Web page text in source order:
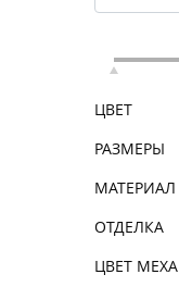
ЦВЕТ
РАЗМЕРЫ
МАТЕРИАЛ
ОТДЕЛКА
ЦВЕТ МЕХА